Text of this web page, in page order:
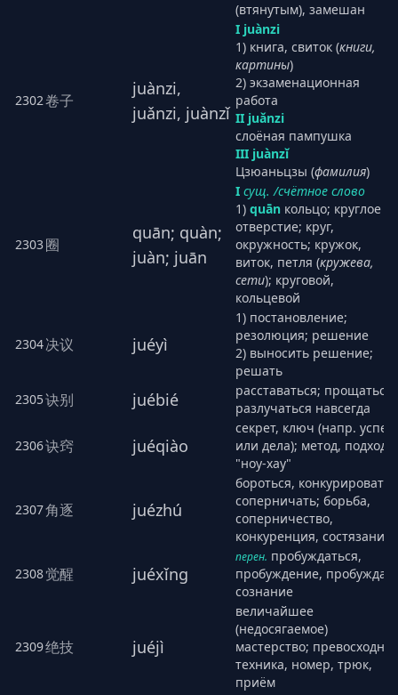
(втянутым), замешан
2302卷子
juànzi,
juǎnzi, juànzǐ
I juànzi
1) книга, свиток (книги,
картины)
2) экзаменационная
работа
II juǎnzi
слоёная пампушка
III juànzǐ
Цзюаньцзы (фамилия)
2303圈
quān; quàn;
juàn; juān
I сущ. /счётное слово
1) quān кольцо; круглое
отверстие; круг,
окружность; кружок,
виток, петля (кружева,
сети); круговой,
кольцевой
2304决议 juéyì
1) постановление;
резолюция; решение
2) выносить решение;
решать
2305诀别 juébié
расставаться; прощаться;
разлучаться навсегда
2306诀窍 juéqiào
секрет, ключ (напр.
или дела); метод, подход,
"ноу-хау"
2307角逐 juézhú
бороться, конкурировать,
соперничать; борьба,
соперничество,
конкуренция, состязание
2308觉醒 juéxǐng
перен. пробуждаться,
пробуждение,
сознание
2309绝技 juéjì
величайшее
(недосягаемое)
мастерство; превосходная
техника, номер, трюк,
приём